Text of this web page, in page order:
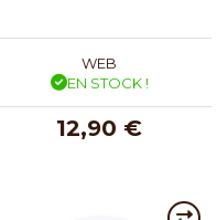
WEB
EN STOCK !
12,90 €